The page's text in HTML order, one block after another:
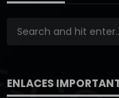
ENLACES